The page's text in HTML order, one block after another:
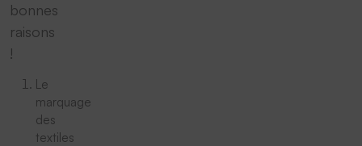
bonnes
raisons
!
Le
marquage
des
textiles